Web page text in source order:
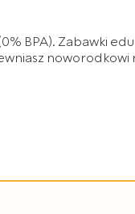
BPA). Zabawki
noworodkowi